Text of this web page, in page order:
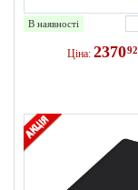
В наявності
Ціна: 237092